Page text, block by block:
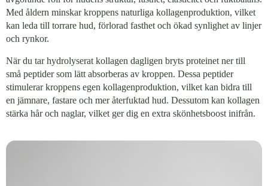
Med åldern minskar kroppens naturliga kollagenproduktion, vilket
kan leda till torrare hud, förlorad fasthet och ökad synlighet av linjer
och rynkor.
När du tar hydrolyserat kollagen dagligen bryts proteinet ner till
små peptider som lätt absorberas av kroppen. Dessa peptider
stimulerar kroppens egen kollagenproduktion, vilket kan bidra till
en jämnare, fastare och mer återfuktad hud. Dessutom kan kollagen
stärka hår och naglar, vilket ger dig en extra skönhetsboost inifrån.